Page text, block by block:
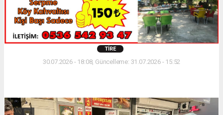
TIRE
30.07.2026 - 18:08, Güncelleme: 31.07.2026 - 15:52